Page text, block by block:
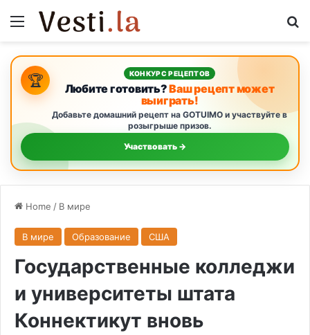
Menu
🏆 КОНКУРС РЕЦЕПТОВ
Любите готовить?Ваш рецепт может
выиграть!
Добавьте домашний рецепт на GOTUIMO и участвуйте в
розыгрыше призов.
Участвовать →
Home / В мире
В мире Образование США
Государственные колледжи
и университеты штата
Коннектикут вновь